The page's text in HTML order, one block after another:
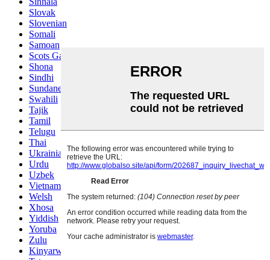
Slovak
Slovenian
Somali
Samoan
Scots Gaelic
Shona
Sindhi
Sundanese
Swahili
Tajik
Tamil
Telugu
Thai
Ukrainian
Urdu
Uzbek
Vietnamese
Welsh
Xhosa
Yiddish
Yoruba
Zulu
Kinyarwanda